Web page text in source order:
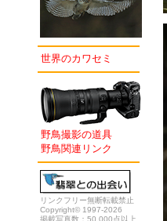
世界のカワセミ
野鳥撮影の道具
野鳥関連リンク
リンクフリー無断転載禁止
Copyright© 1997-2026
掲載写真数：50,000点以上